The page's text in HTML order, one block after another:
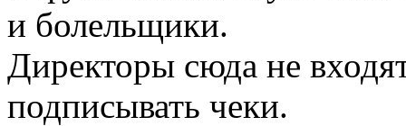
и болельщики.
Директоры сюда не
подписывать чеки.